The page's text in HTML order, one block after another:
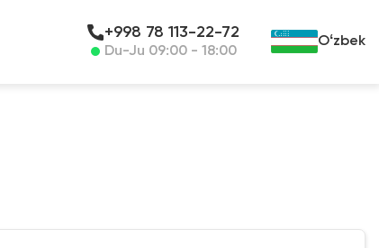
+998 78 113-22-72
Du-Ju 09:00 - 18:00
Oʻzbek